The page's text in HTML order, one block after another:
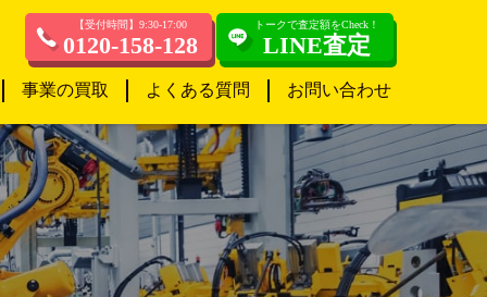
【受付時間】9:30-17:00
0120-158-128
トークで査定額をCheck！
LINE査定
事業の買取 よくある質問 お問い合わせ